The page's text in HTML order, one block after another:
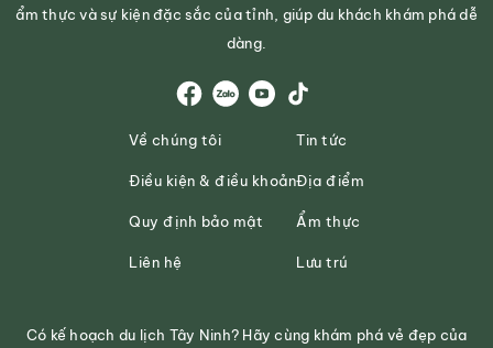
ẩm thực và sự kiện đặc sắc của tỉnh, giúp du khách khám phá dễ
dàng.
Về chúng tôi
Điều kiện & điều khoản
Quy định bảo mật
Liên hệ
Tin tức
Địa điểm
Ẩm thực
Lưu trú
Có kế hoạch du lịch Tây Ninh? Hãy cùng khám phá vẻ đẹp của